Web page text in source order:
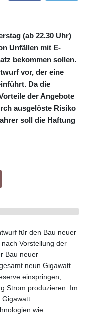
(ab 22.30 Uhr)
Unfällen mit E-
bekommen sollen.
vor, der eine
Da die
der Angebote
ausgelöste Risiko
soll die Haftung
für den Bau neuer
Vorstellung der
Bau neuer
neun Gigawatt
einspringen,
Strom produzieren. Im
Gigawatt
wie